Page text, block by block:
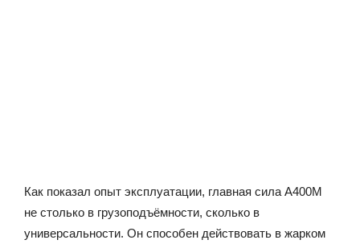
Как показал опыт эксплуатации, главная сила A400M
не столько в грузоподъёмности, сколько в
универсальности. Он способен действовать в жарком